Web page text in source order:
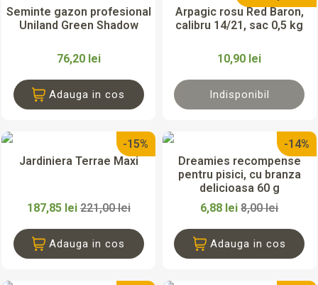
Seminte gazon profesional
Uniland Green Shadow
76,20 lei
Adauga in cos
Arpagic rosu Red Baron,
calibru 14/21, sac 0,5 kg
10,90 lei
Indisponibil
Jardiniera Terrae Maxi
187,85 lei221,00 lei
-15%
Adauga in cos
Dreamies recompense
pentru pisici, cu branza
delicioasa 60 g
6,88 lei8,00 lei
-14%
Adauga in cos